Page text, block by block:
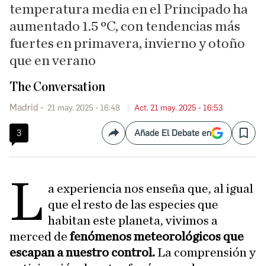
temperatura media en el Principado ha
aumentado 1.5 ºC, con tendencias más
fuertes en primavera, invierno y otoño
que en verano
The Conversation
Madrid 21 may. 2025 - 16:48 Act. 21 may. 2025 - 16:53
3 CompartirAñade El Debate en Save
L a experiencia nos enseña que, al igual
que el resto de las especies que
habitan este planeta, vivimos a
merced de fenómenos meteorológicos que
escapan a nuestro control.La comprensión y